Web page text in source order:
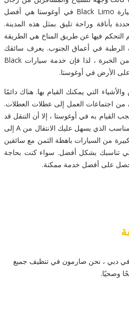
الأعمال. خدمة السيارات من سيارة Black Limo في أوغوستا هي أفضل
بأناقة وراحة تليق بمثل هذه المدينة.
التحكم فيها عن طريق المناخ هي الطريقة
الرطبة في أعماق الجنوب. يعرف سائقك
المحترف المنطقة ولديه الكثير من الخبرة ، لذا فإن خدمة سيارات Black
التي يمكنك القيام بها. هناك دائمًا
من اجتماعات العمل إلى عطلات العطلات.
القيام به في أوغوستا ، إلا أن التنقل قد
يكون نوعًا من الألم. لدينا الحل المناسب الذي يسهل عليك الانتقال من A إلى
من السيارات باهظة الثمن مع سائقين
تناسبك بشكل أفضل. سواء كنت بحاجة
على أفضل خدمة ممكنة.
في دبي ، نحن صارمون في تنظيف جميع
وصحيًا.